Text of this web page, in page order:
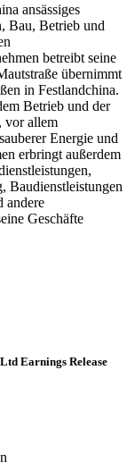
ansässiges
Bau, Betrieb und
betreibt seine
übernimmt
in Festlandchina.
Betrieb und der
vor allem
Energie und
erbringt außerdem
Baudienstleistungen
andere
Geschäfte
Earnings Release